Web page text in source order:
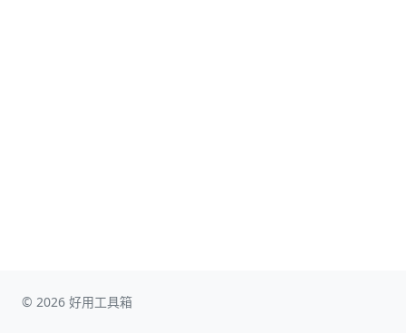
© 2026 好用工具箱